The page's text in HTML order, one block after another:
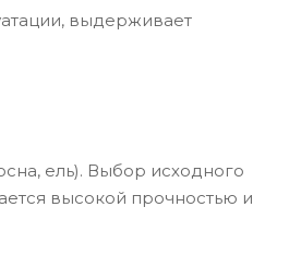
выдерживает
ель). Выбор исходного
высокой прочностью и